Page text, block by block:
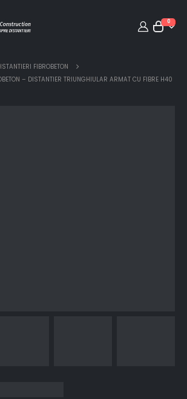
0
FIBROBETON
– DISTANTIER TRIUNGHIULAR ARMAT CU FIBRE H40